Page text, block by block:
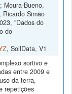
Moura-Bueno,
Simão
"Dados do
do
, SoilData, V1
sortivo e
entre 2009 e
da terra,
repetições